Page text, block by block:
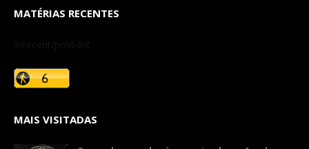
MATÉRIAS RECENTES
3/recent/post-list
MAIS VISITADAS